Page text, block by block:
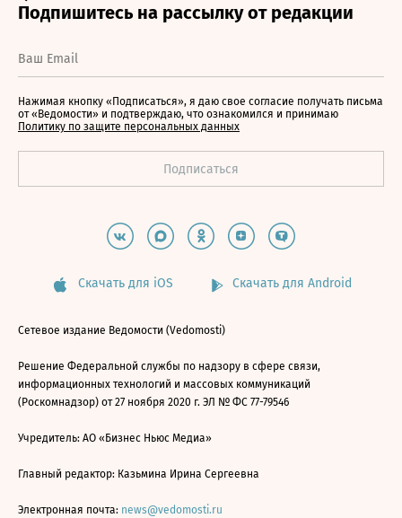
Нажимая кнопку «Подписаться», я даю свое согласие получать письма
от «Ведомости» и подтверждаю, что ознакомился и принимаю
Политику по защите персональных данных
Скачать для iOS Скачать для Android
Сетевое издание Ведомости (Vedomosti)
Решение Федеральной службы по надзору в сфере связи,
информационных технологий и массовых коммуникаций
(Роскомнадзор) от 27 ноября 2020 г. ЭЛ № ФС 77-79546
Учредитель: АО «Бизнес Ньюс Медиа»
Главный редактор: Казьмина Ирина Сергеевна
Электронная почта: news@vedomosti.ru